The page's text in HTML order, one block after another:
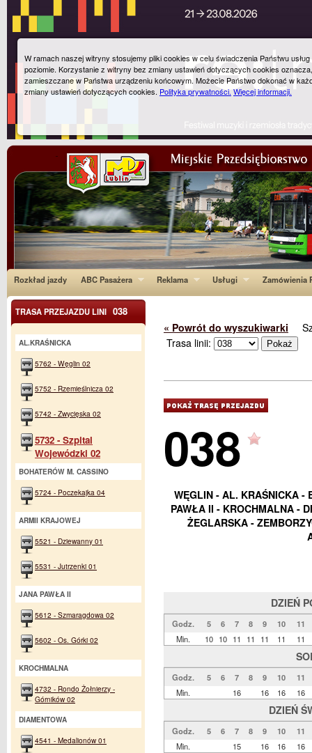
Rozkład jazdy ABC Pasażera Reklama Usługi Zamówienia
« Powrót do wyszukiwarki
Trasa linii:
038
WĘGLIN - AL. KRAŚNICKA -
PAWŁA II - KROCHMALNA -
ŻEGLARSKA -
DZIEŃ
Godz. 5 6 7 8 9 10
11
Min.
10 10 11 11 11 11 11
Godz. 5 6 7 8 9 10
11
Min.
16 16 16 16
DZIEŃ
Godz. 5 6 7 8 9 10
11
Min.
15 16 16 16
TRASA PRZEJAZDU LINI 038
AL.KRAŚNICKA
5762 - Węglin 02
5752 - Rzemieślnicza 02
5742 - Zwycięska 02
5732 - Szpital
Wojewódzki 02
BOHATERÓW M. CASSINO
5724 - Poczekajka 04
ARMII KRAJOWEJ
5521 - Dziewanny 01
5531 - Jutrzenki 01
JANA PAWŁA II
5612 - Szmaragdowa 02
5602 - Os. Górki 02
KROCHMALNA
4732 - Rondo Żołnierzy -
Górników 02
DIAMENTOWA
4541 - Medalionów 01
W ramach naszej witryny stosujemy pliki cookies w celu świadczenia Państwu
poziomie. Korzystanie z witryny bez zmiany ustawień dotyczących cookies
zamieszczane w Państwa urządzeniu końcowym. Możecie Państwo dokonać w
zmiany ustawień dotyczących cookies. Polityka prywatności.Więcej informacji.